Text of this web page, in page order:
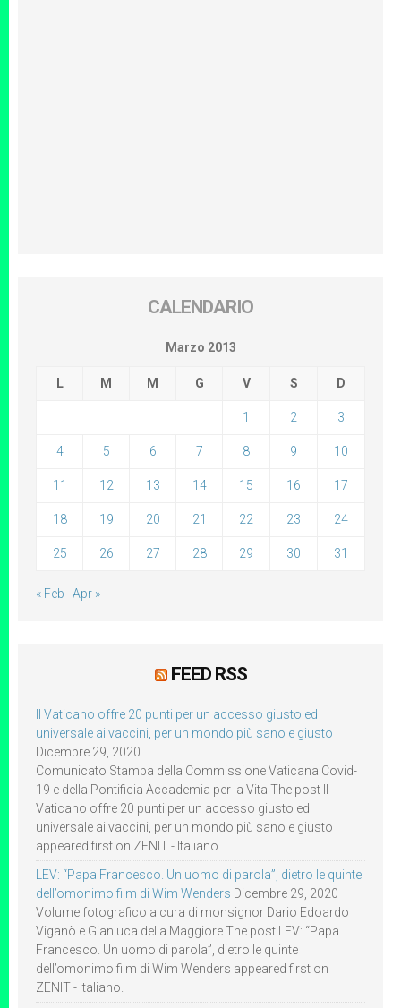
CALENDARIO
Marzo 2013
L M M G V S D
1 2 3
4 5 6 7 8 9 10
11 12 13 14 15 16 17
18 19 20 21 22 23 24
25 26 27 28 29 30 31
« Feb Apr »
FEED RSS
Il Vaticano offre 20 punti per un accesso giusto ed
universale ai vaccini, per un mondo più sano e giusto
Dicembre 29, 2020
Comunicato Stampa della Commissione Vaticana Covid-
19 e della Pontificia Accademia per la Vita The post Il
Vaticano offre 20 punti per un accesso giusto ed
universale ai vaccini, per un mondo più sano e giusto
appeared first on ZENIT - Italiano.
LEV: “Papa Francesco. Un uomo di parola”, dietro le quinte
dell’omonimo film di Wim Wenders Dicembre 29, 2020
Volume fotografico a cura di monsignor Dario Edoardo
Viganò e Gianluca della Maggiore The post LEV: “Papa
Francesco. Un uomo di parola”, dietro le quinte
dell’omonimo film di Wim Wenders appeared first on
ZENIT - Italiano.